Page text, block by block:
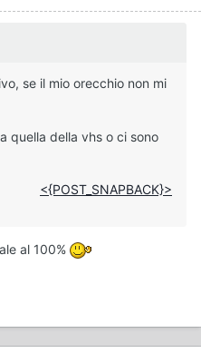
se il mio orecchio non mi
quella della vhs o ci sono
<{POST_SNAPBACK}>
al 100%